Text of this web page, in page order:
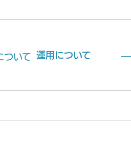
運用について